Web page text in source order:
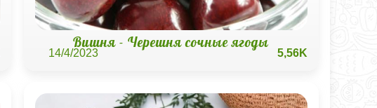
Вишня - Черешня сочные ягоды
14/4/2023 5,56K